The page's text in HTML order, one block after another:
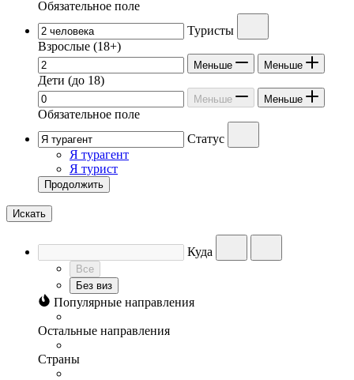
Обязательное поле
Туристы
Взрослые (18+)
Меньше Меньше
Дети (до 18)
Меньше Меньше
Обязательное поле
Статус
Я турагент
Я турист
Продолжить
Искать
Куда
Все
Без виз
Популярные направления
Остальные направления
Страны